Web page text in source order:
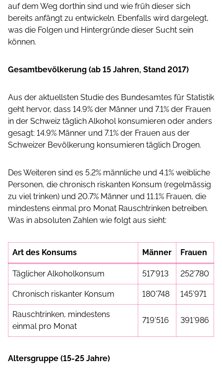
auf dem Weg dorthin sind und wie früh dieser sich
bereits anfängt zu entwickeln. Ebenfalls wird dargelegt,
was die Folgen und Hintergründe dieser Sucht sein
können.
Gesamtbevölkerung (ab 15 Jahren, Stand 2017)
Aus der aktuellsten Studie des Bundesamtes für Statistik
geht hervor, dass 14.9% der Männer und 7.1% der Frauen
in der Schweiz täglich Alkohol konsumieren oder anders
gesagt: 14.9% Männer und 7.1% der Frauen aus der
Schweizer Bevölkerung konsumieren täglich Drogen.
Des Weiteren sind es 5.2% männliche und 4.1% weibliche
Personen, die chronisch riskanten Konsum (regelmässig
zu viel trinken) und 20.7% Männer und 11.1% Frauen, die
mindestens einmal pro Monat Rauschtrinken betreiben.
Was in absoluten Zahlen wie folgt aus sieht:
Art des Konsums Männer Frauen
Täglicher Alkoholkonsum 517’913 252’780
Chronisch riskanter Konsum 180’748 145’971
Rauschtrinken, mindestens
einmal pro Monat
719’516 391’986
Altersgruppe (15-25 Jahre)